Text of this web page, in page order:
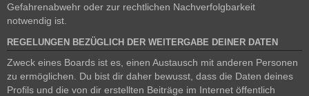
Gefahrenabwehr oder zur rechtlichen Nachverfolgbarkeit
notwendig ist.
REGELUNGEN BEZÜGLICH DER WEITERGABE DEINER DATEN
Zweck eines Boards ist es, einen Austausch mit anderen Personen
zu ermöglichen. Du bist dir daher bewusst, dass die Daten deines
Profils und die von dir erstellten Beiträge im Internet öffentlich